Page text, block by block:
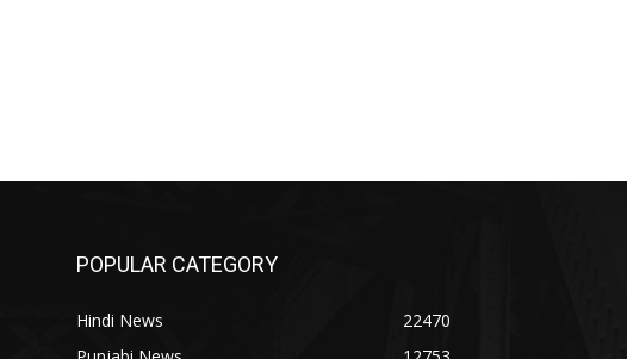
POPULAR CATEGORY
Hindi News
22470